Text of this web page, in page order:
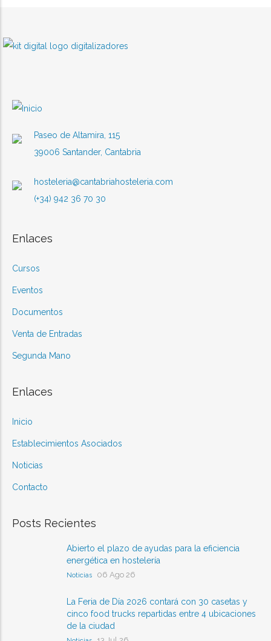
Paseo de Altamira, 115
39006 Santander, Cantabria
hosteleria@cantabriahosteleria.com
(+34) 942 36 70 30
Enlaces
Cursos
Eventos
Documentos
Venta de Entradas
Segunda Mano
Enlaces
Inicio
Establecimientos Asociados
Noticias
Contacto
Posts Recientes
Abierto el plazo de ayudas para la eficiencia
energética en hostelería
Noticias 06 Ago 26
La Feria de Día 2026 contará con 30 casetas y
cinco food trucks repartidas entre 4 ubicaciones
de la ciudad